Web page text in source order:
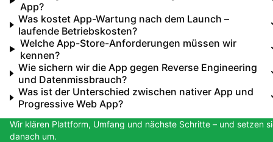
App?
Was kostet App-Wartung nach dem Launch –
laufende Betriebskosten?
Welche App-Store-Anforderungen müssen wir
kennen?
Wie sichern wir die App gegen Reverse Engineering
und Datenmissbrauch?
Was ist der Unterschied zwischen nativer App und
Progressive Web App?
Wir klären Plattform, Umfang und nächste Schritte – und setzen
danach um.